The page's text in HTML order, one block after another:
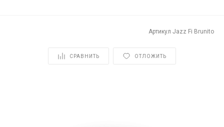
Артикул Jazz Fi Brunito
СРАВНИТЬ ОТЛОЖИТЬ